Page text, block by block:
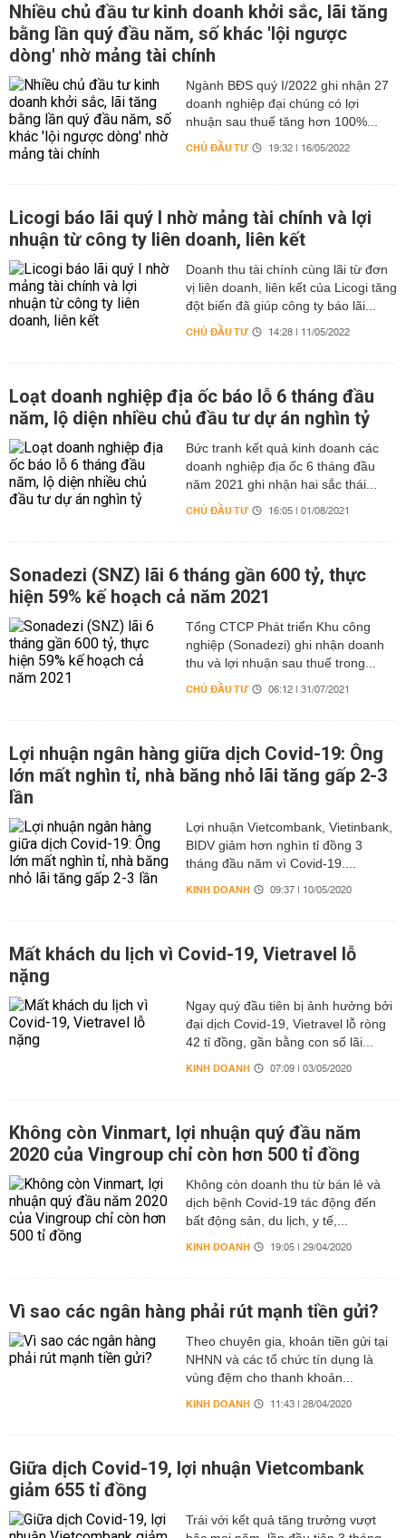
Nhiều chủ đầu tư kinh doanh khởi sắc, lãi tăng
bằng lần quý đầu năm, số khác 'lội ngược
dòng' nhờ mảng tài chính
Ngành BĐS quý I/2022 ghi nhận 27
doanh nghiệp đại chúng có lợi
nhuận sau thuế tăng hơn 100%...
CHỦ ĐẦU TƯ 19:32 | 16/05/2022
Licogi báo lãi quý I nhờ mảng tài chính và lợi
nhuận từ công ty liên doanh, liên kết
Doanh thu tài chính cùng lãi từ đơn
vị liên doanh, liên kết của Licogi tăng
đột biến đã giúp công ty báo lãi...
CHỦ ĐẦU TƯ 14:28 | 11/05/2022
Loạt doanh nghiệp địa ốc báo lỗ 6 tháng đầu
năm, lộ diện nhiều chủ đầu tư dự án nghìn tỷ
Bức tranh kết quả kinh doanh các
doanh nghiệp địa ốc 6 tháng đầu
năm 2021 ghi nhận hai sắc thái...
CHỦ ĐẦU TƯ 16:05 | 01/08/2021
Sonadezi (SNZ) lãi 6 tháng gần 600 tỷ, thực
hiện 59% kế hoạch cả năm 2021
Tổng CTCP Phát triển Khu công
nghiệp (Sonadezi) ghi nhận doanh
thu và lợi nhuận sau thuế trong...
CHỦ ĐẦU TƯ 06:12 | 31/07/2021
Lợi nhuận ngân hàng giữa dịch Covid-19: Ông
lớn mất nghìn tỉ, nhà băng nhỏ lãi tăng gấp 2-3
lần
Lợi nhuận Vietcombank, Vietinbank,
BIDV giảm hơn nghìn tỉ đồng 3
tháng đầu năm vì Covid-19....
KINH DOANH 09:37 | 10/05/2020
Mất khách du lịch vì Covid-19, Vietravel lỗ
nặng
Ngay quý đầu tiên bị ảnh hưởng bởi
đại dịch Covid-19, Vietravel lỗ ròng
42 tỉ đồng, gần bằng con số lãi...
KINH DOANH 07:09 | 03/05/2020
Không còn Vinmart, lợi nhuận quý đầu năm
2020 của Vingroup chỉ còn hơn 500 tỉ đồng
Không còn doanh thu từ bán lẻ và
dịch bệnh Covid-19 tác động đến
bất động sản, du lịch, y tế,...
KINH DOANH 19:05 | 29/04/2020
Vì sao các ngân hàng phải rút mạnh tiền gửi?
Theo chuyên gia, khoản tiền gửi tại
NHNN và các tổ chức tín dụng là
vùng đệm cho thanh khoản...
KINH DOANH 11:43 | 28/04/2020
Giữa dịch Covid-19, lợi nhuận Vietcombank
giảm 655 tỉ đồng
Trái với kết quả tăng trưởng vượt